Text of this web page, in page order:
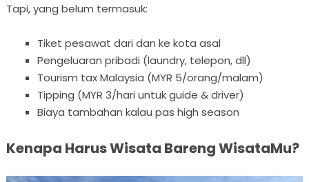
Tapi, yang belum termasuk:
Tiket pesawat dari dan ke kota asal
Pengeluaran pribadi (laundry, telepon, dll)
Tourism tax Malaysia (MYR 5/orang/malam)
Tipping (MYR 3/hari untuk guide & driver)
Biaya tambahan kalau pas high season
Kenapa Harus Wisata Bareng WisataMu?